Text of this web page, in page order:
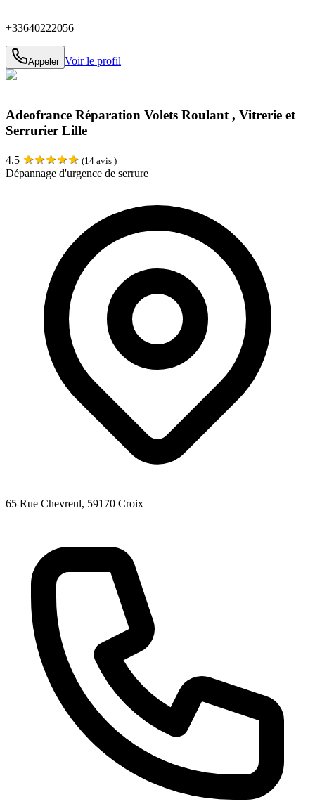
+33640222056
Appeler Voir le profil
Adeofrance Réparation Volets Roulant , Vitrerie et
Serrurier Lille
4.5 ★★★★★ (14 avis )
Dépannage d'urgence de serrure
65 Rue Chevreul, 59170 Croix